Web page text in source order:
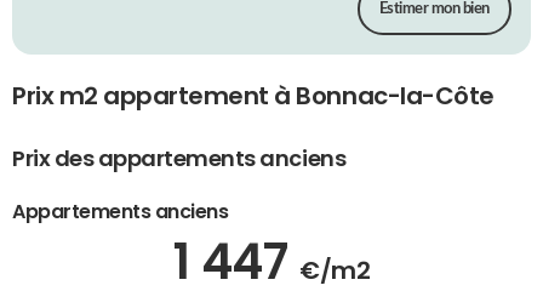
Estimer mon bien
Prix m2 appartement à Bonnac-la-Côte
Prix des appartements anciens
Appartements anciens
1 447 €/m2